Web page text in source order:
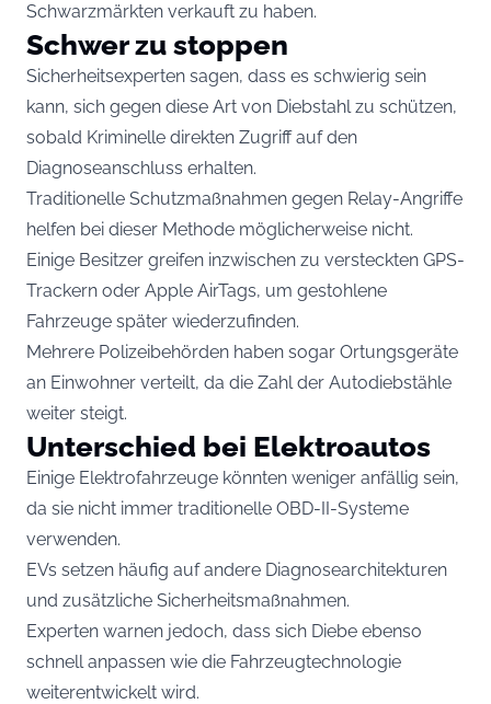
Schwarzmärkten verkauft zu haben.
Schwer zu stoppen
Sicherheitsexperten sagen, dass es schwierig sein
kann, sich gegen diese Art von Diebstahl zu schützen,
sobald Kriminelle direkten Zugriff auf den
Diagnoseanschluss erhalten.
Traditionelle Schutzmaßnahmen gegen Relay-Angriffe
helfen bei dieser Methode möglicherweise nicht.
Einige Besitzer greifen inzwischen zu versteckten GPS-
Trackern oder Apple AirTags, um gestohlene
Fahrzeuge später wiederzufinden.
Mehrere Polizeibehörden haben sogar Ortungsgeräte
an Einwohner verteilt, da die Zahl der Autodiebstähle
weiter steigt.
Unterschied bei Elektroautos
Einige Elektrofahrzeuge könnten weniger anfällig sein,
da sie nicht immer traditionelle OBD-II-Systeme
verwenden.
EVs setzen häufig auf andere Diagnosearchitekturen
und zusätzliche Sicherheitsmaßnahmen.
Experten warnen jedoch, dass sich Diebe ebenso
schnell anpassen wie die Fahrzeugtechnologie
weiterentwickelt wird.